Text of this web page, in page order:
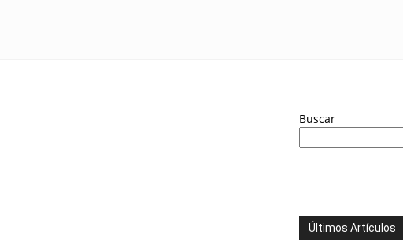
Buscar
Últimos Artículos